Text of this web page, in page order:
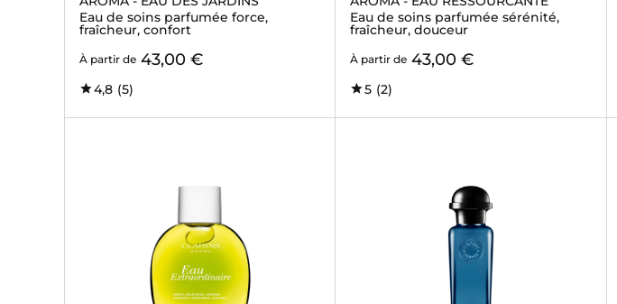
Eau de soins parfumée force,
fraîcheur, confort
À partir de 43,00 €
4,8 (5)
Eau de soins parfumée sérénité,
fraîcheur, douceur
À partir de 43,00 €
5 (2)